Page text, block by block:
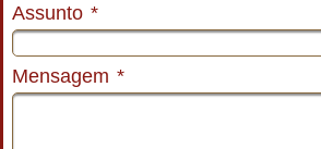
Assunto *
Mensagem *